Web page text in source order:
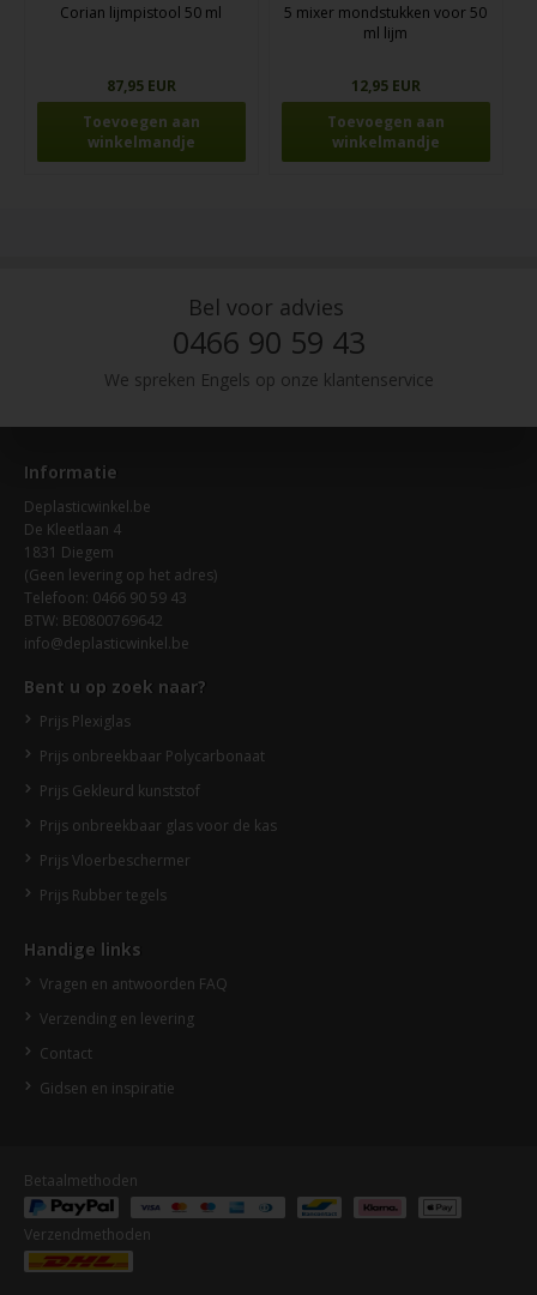
Corian lijmpistool 50 ml
87,95 EUR
5 mixer mondstukken voor 50
ml lijm
12,95 EUR
Bel voor advies
0466 90 59 43
We spreken Engels op onze klantenservice
Informatie
Deplasticwinkel.be
De Kleetlaan 4
1831 Diegem
(Geen levering op het adres)
Telefoon: 0466 90 59 43
BTW: BE0800769642
info@deplasticwinkel.be
Bent u op zoek naar?
Prijs Plexiglas
Prijs onbreekbaar Polycarbonaat
Prijs Gekleurd kunststof
Prijs onbreekbaar glas voor de kas
Prijs Vloerbeschermer
Prijs Rubber tegels
Handige links
Vragen en antwoorden FAQ
Verzending en levering
Contact
Gidsen en inspiratie
Betaalmethoden
Verzendmethoden